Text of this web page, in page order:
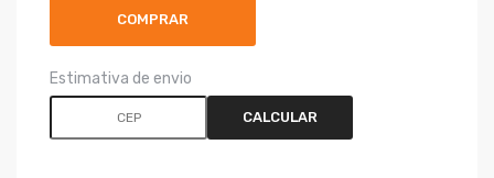
COMPRAR
Estimativa de envio
CALCULAR